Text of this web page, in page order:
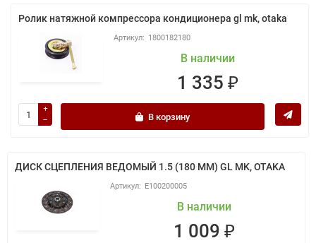
Ролик натяжной компрессора кондиционера gl mk, otaka
1800182180
В наличии
1 335 ₽
В корзину
ДИСК СЦЕПЛЕНИЯ ВЕДОМЫЙ 1.5 (180 ММ) GL MK, OTAKA
E100200005
В наличии
1 009 ₽